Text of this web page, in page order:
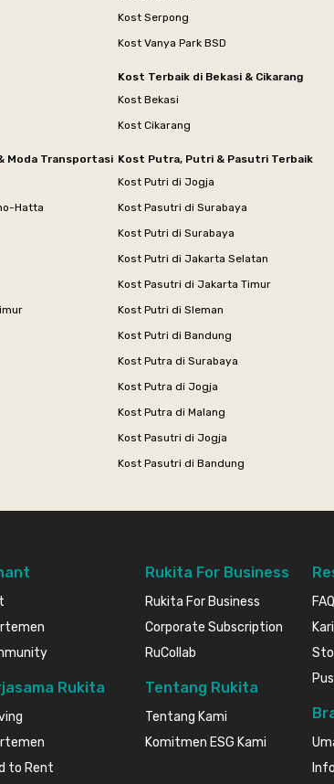
Kost Serpong
Kost Vanya Park BSD
Kost Terbaik di Bekasi & Cikarang
Kost Bekasi
Kost Cikarang
Moda Transportasi
Hatta
Kost Putra, Putri & Pasutri Terbaik
Kost Putri di Jogja
Kost Pasutri di Surabaya
Kost Putri di Surabaya
Kost Putri di Jakarta Selatan
Kost Pasutri di Jakarta Timur
Kost Putri di Sleman
Kost Putri di Bandung
Kost Putra di Surabaya
Kost Putra di Jogja
Kost Putra di Malang
Kost Pasutri di Jogja
Kost Pasutri di Bandung
Rukita
to Rent
Rukita For Business
Rukita For Business
Corporate Subscription
RuCollab
Tentang Rukita
Tentang Kami
Komitmen ESG Kami
FAQ